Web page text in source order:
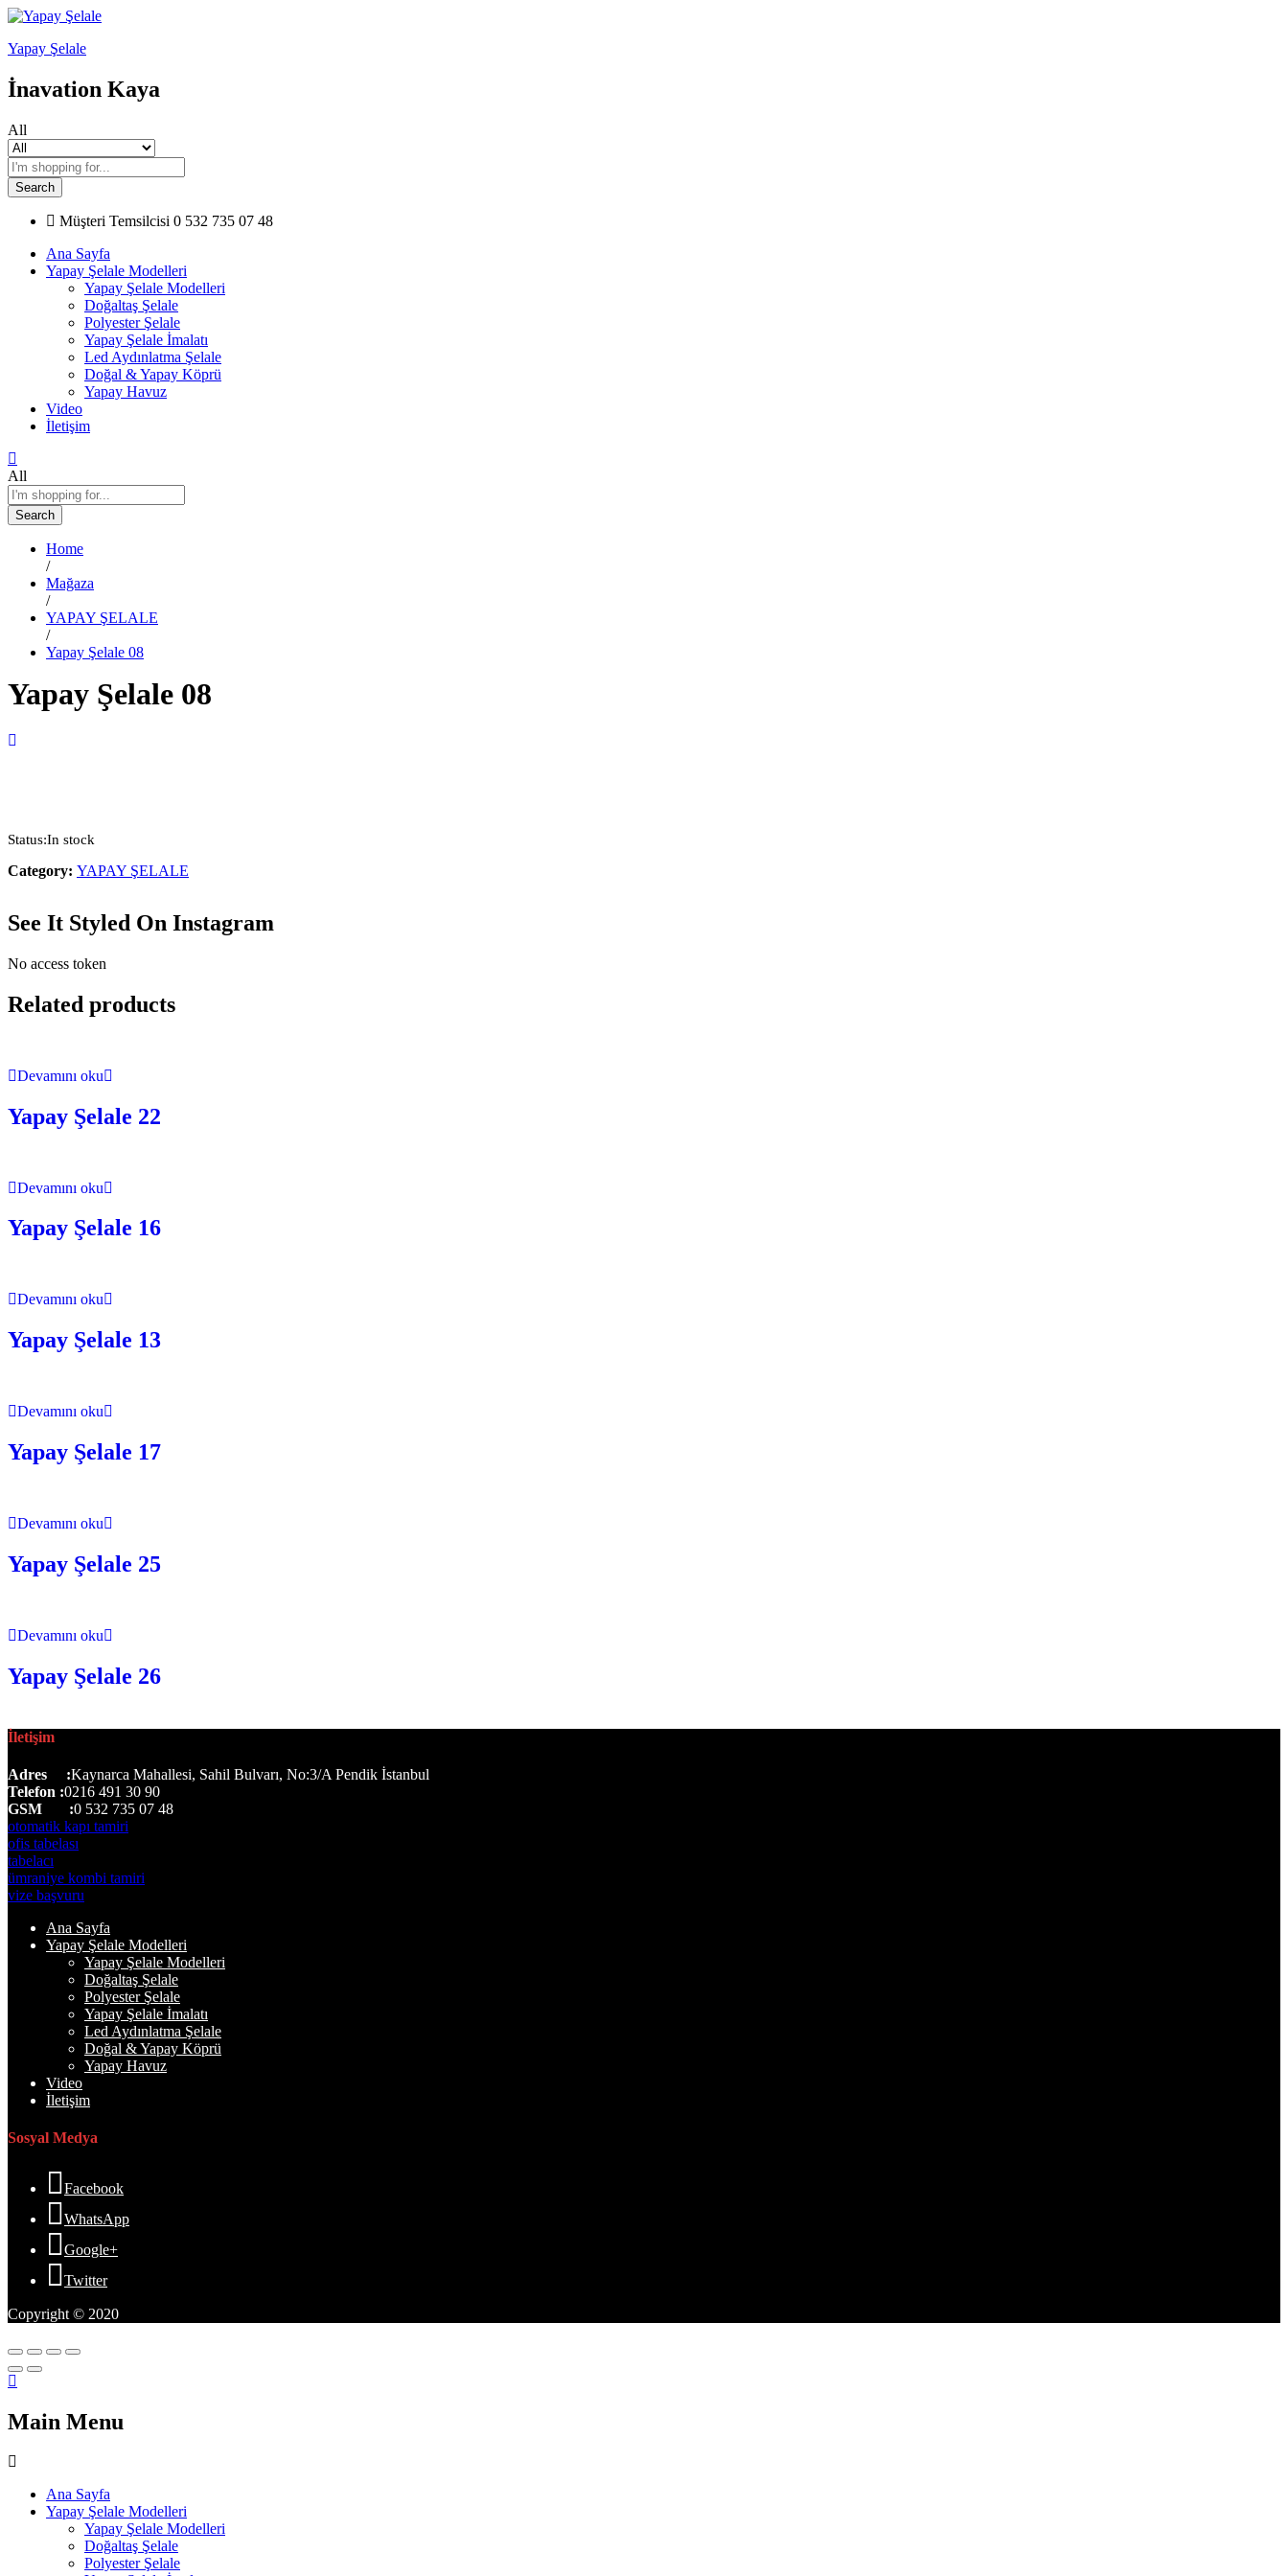
Yapay Şelale
İnavation Kaya
All
Search
Müşteri Temsilcisi 0 532 735 07 48
Ana Sayfa
Yapay Şelale Modelleri
Yapay Şelale Modelleri
Doğaltaş Şelale
Polyester Şelale
Yapay Şelale İmalatı
Led Aydınlatma Şelale
Doğal & Yapay Köprü
Yapay Havuz
Video
İletişim
All
Search
Home
/
Mağaza
/
YAPAY ŞELALE
/
Yapay Şelale 08
Yapay Şelale 08
Status:In stock
Category: YAPAY ŞELALE
See It Styled On Instagram
No access token
Related products
Devamını oku
Yapay Şelale 22
Devamını oku
Yapay Şelale 16
Devamını oku
Yapay Şelale 13
Devamını oku
Yapay Şelale 17
Devamını oku
Yapay Şelale 25
Devamını oku
Yapay Şelale 26
İletişim
Adres :Kaynarca Mahallesi, Sahil Bulvarı, No:3/A Pendik İstanbul
Telefon :0216 491 30 90
GSM :0 532 735 07 48
otomatik kapı tamiri
ofis tabelası
tabelacı
ümraniye kombi tamiri
vize başvuru
Ana Sayfa
Yapay Şelale Modelleri
Yapay Şelale Modelleri
Doğaltaş Şelale
Polyester Şelale
Yapay Şelale İmalatı
Led Aydınlatma Şelale
Doğal & Yapay Köprü
Yapay Havuz
Video
İletişim
Sosyal Medya
Facebook
WhatsApp
Google+
Twitter
Copyright © 2020
Main Menu
Ana Sayfa
Yapay Şelale Modelleri
Yapay Şelale Modelleri
Doğaltaş Şelale
Polyester Şelale